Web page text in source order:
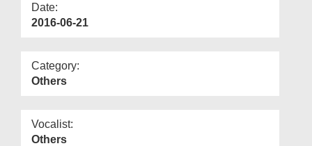
Date:
2016-06-21
Category:
Others
Vocalist:
Others